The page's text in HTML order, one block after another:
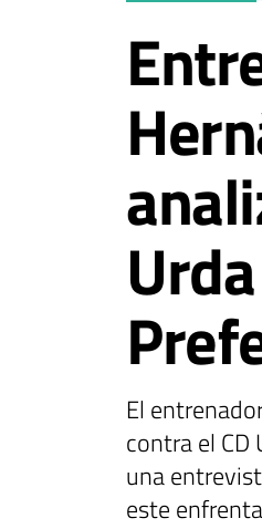
El
contra el
una
este